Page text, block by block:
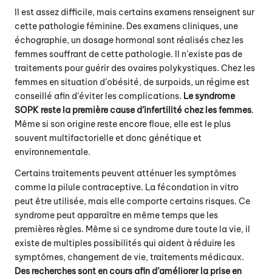
Il est assez difficile, mais certains examens renseignent sur
cette pathologie féminine. Des examens cliniques, une
échographie, un dosage hormonal sont réalisés chez les
femmes souffrant de cette pathologie. Il n’existe pas de
traitements pour guérir des ovaires polykystiques. Chez les
femmes en situation d’obésité, de surpoids, un régime est
conseillé afin d’éviter les complications. Le syndrome
SOPK reste la première cause d’infertilité chez les femmes.
Même si son origine reste encore floue, elle est le plus
souvent multifactorielle et donc génétique et
environnementale.
Certains traitements peuvent atténuer les symptômes
comme la pilule contraceptive. La fécondation in vitro
peut être utilisée, mais elle comporte certains risques. Ce
syndrome peut apparaître en même temps que les
premières règles. Même si ce syndrome dure toute la vie, il
existe de multiples possibilités qui aident à réduire les
symptômes, changement de vie, traitements médicaux.
Des recherches sont en cours afin d’améliorer la prise en